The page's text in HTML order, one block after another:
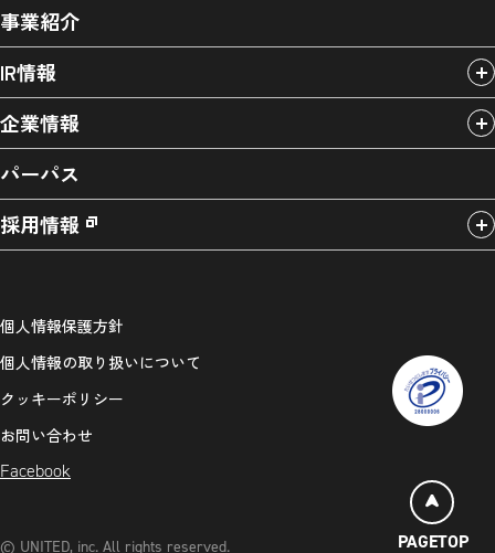
PAGETOP
事業紹介
IR情報
企業情報
パーパス
採用情報
個人情報保護方針
個人情報の取り扱いについて
クッキーポリシー
お問い合わせ
Facebook
© UNITED, inc. All rights reserved.